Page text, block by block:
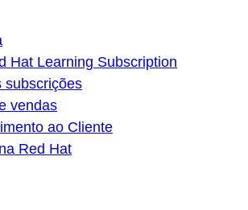
Hat Learning Subscription
subscrições
vendas
ao Cliente
Red Hat